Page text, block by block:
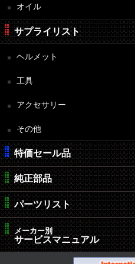
オイル
サプライリスト
ヘルメット
工具
アクセサリー
その他
特価セール品
純正部品
パーツリスト
メーカー別
サービスマニュアル